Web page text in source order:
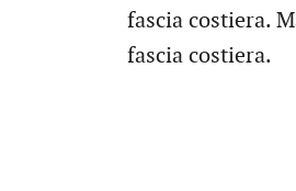
fascia costiera.
fascia costiera.